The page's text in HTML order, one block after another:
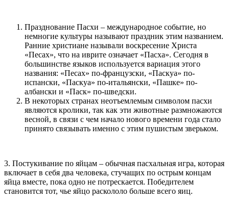
Празднование Пасхи – международное событие, но
немногие культуры называют праздник этим названием.
Ранние христиане называли воскресение Христа
«Песах», что на иврите означает «Пасха». Сегодня в
большинстве языков используется вариация этого
названия: «Песах» по-французски, «Паскуа» по-
испански, «Паскуа» по-итальянски, «Пашке» по-
албански и «Паск» по-шведски.
В некоторых странах неотъемлемым символом пасхи
являются кролики, так как эти животные размножаются
весной, в связи с чем начало нового времени года стало
принято связывать именно с этим пушистым зверьком.
3. Постукивание по яйцам – обычная пасхальная игра, которая
включает в себя два человека, стучащих по острым концам
яйца вместе, пока одно не потрескается. Победителем
становится тот, чье яйцо раскололо больше всего яиц.